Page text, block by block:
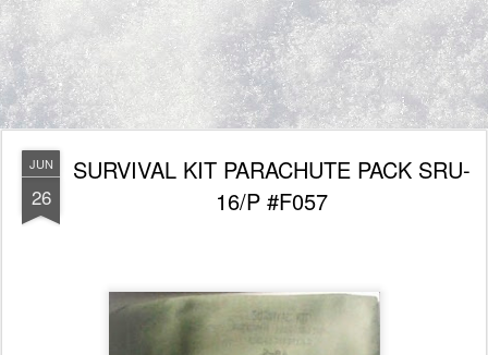
JUN
26
SURVIVAL KIT PARACHUTE PACK SRU-
16/P #F057